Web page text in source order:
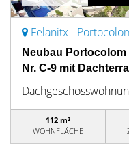
Felanitx -
Neubau
Nr. C-9 mit
112 m²
WOHNFLÄCHE